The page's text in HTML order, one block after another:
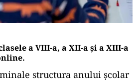
a VIII-a, a XII-a și a XIII-a
structura anului şcolar